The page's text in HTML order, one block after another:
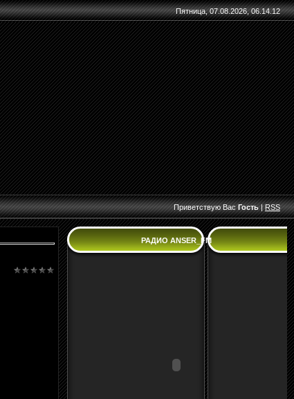
Пятница, 07.08.2026, 06.14.12
Приветствую Вас Гость|RSS
РАДИО ANSER_FM